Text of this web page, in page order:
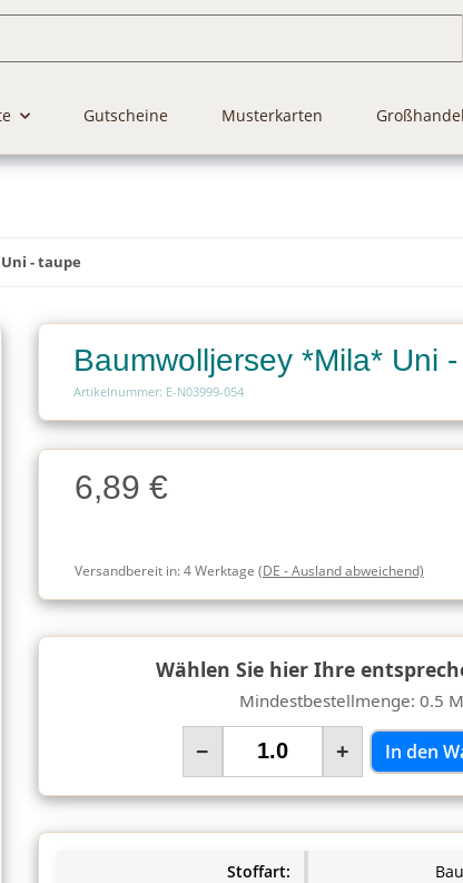
Gutscheine Musterkarten Großhandel
- taupe
Baumwolljersey *Mila* Uni
Artikelnummer: E-N03999-054
Charge
Charge6,89 €
Versandbereit in:4 Werktage (DE - Ausland abweichend)
Wählen Sie hier Ihre
Mindestbestellmenge: 0.5
− + In den
Stoffart: